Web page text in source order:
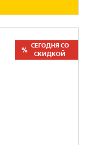
СЕГОДНЯ СО
СКИДКОЙ